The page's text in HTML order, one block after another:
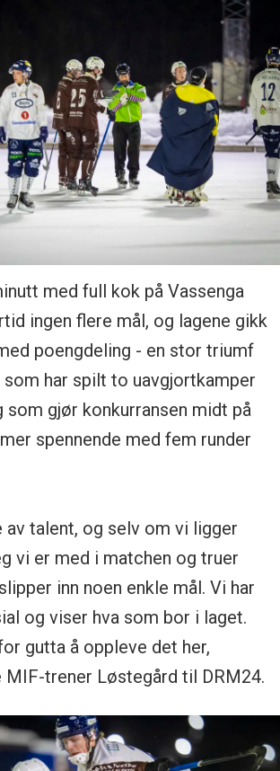
med full kok på Vassenga
ingen flere mål, og lagene gikk
poengdeling - en stor triumf
har spilt to uavgjortkamper
som gjør konkurransen midt på
spennende med fem runder
av talent, og selv om vi ligger
vi er med i matchen og truer
inn noen enkle mål. Vi har
og viser hva som bor i laget.
gutta å oppleve det her,
trener Løstegård til DRM24.